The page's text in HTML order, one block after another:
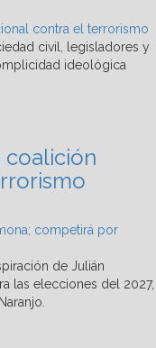
contra el terrorismo
coalición
competirá por